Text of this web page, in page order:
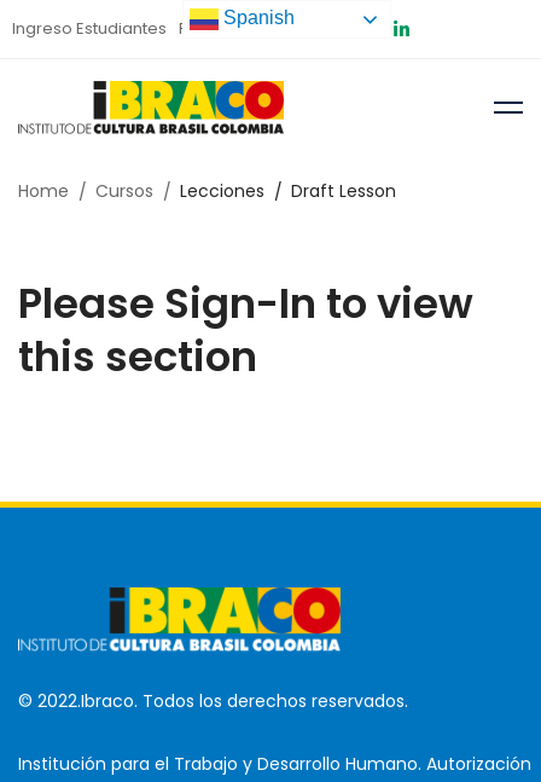
Ingreso Estudiantes Preinscripción
Home Cursos Lecciones Draft Lesson
Please Sign-In to view
this section
© 2022.Ibraco. Todos los derechos reservados.
Institución para el Trabajo y Desarrollo Humano. Autorización
Spanish